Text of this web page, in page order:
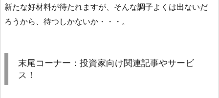
新たな好材料が待たれますが、そんな調子よくは出ないだ
ろうから、待つしかないか・・・。
末尾コーナー：投資家向け関連記事やサービ
ス！